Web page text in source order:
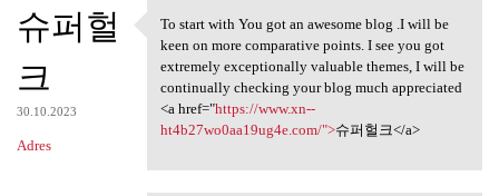
슈퍼헐
크
30.10.2023
Adres
To start with You got an
To start with You got an awesome blog .I will be
keen on more comparative points. I see you got
extremely exceptionally valuable themes, I will be
continually checking your blog much appreciated
<a href="https://www.xn--
ht4b27wo0aa19ug4e.com/">슈퍼헐크</a>